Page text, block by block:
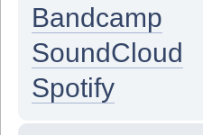
Bandcamp
SoundCloud
Spotify